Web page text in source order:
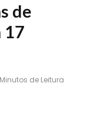
de
17
de Leitura